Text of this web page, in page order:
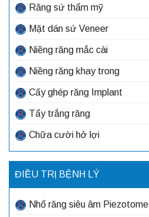
Răng sứ thẩm mỹ
Mặt dán sứ Veneer
Niềng răng mắc cài
Niềng răng khay trong
Cấy ghép răng Implant
Tẩy trắng răng
Chữa cười hở lợi
ĐIỀU TRỊ BỆNH LÝ
Nhổ răng siêu âm Piezotome